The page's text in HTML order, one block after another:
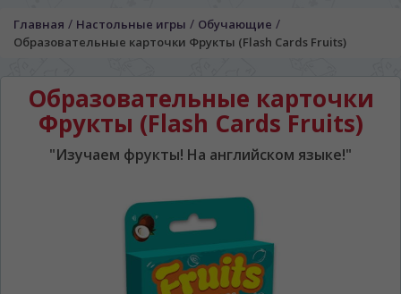
Главная / Настольные игры / Обучающие /
Образовательные карточки Фрукты (Flash Cards Fruits)
Образовательные карточки
Фрукты (Flash Cards Fruits)
"Изучаем фрукты! На английском языке!"
ЯЗЫК САЙТА / LIMBA SITE-ULUI
На каком языке Вы хотите
În ce limbă ați dori să vedeți site-ul nostru?
Беспокоим Вас только один раз, далее
сохраним Ваш выбор языка.
Vă vom deranja doar o singură dată, apoi vă
vom salva alegerea limbii.